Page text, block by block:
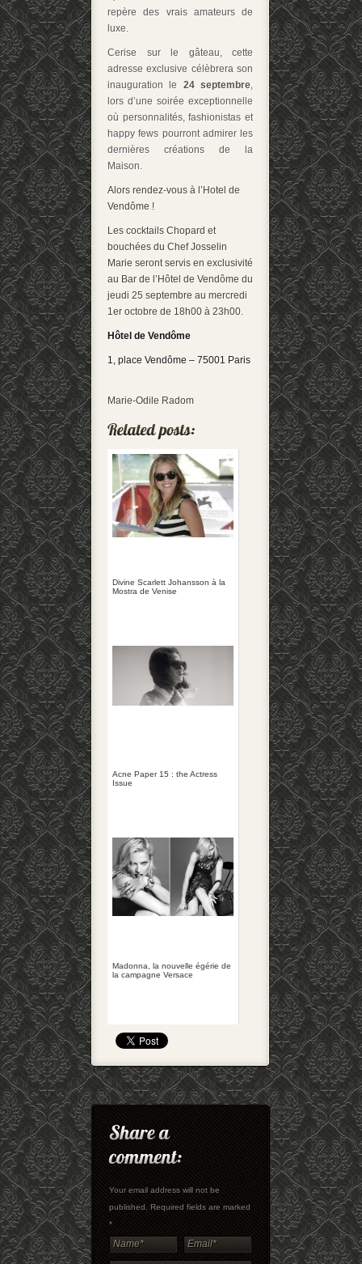
repère des vrais amateurs de
luxe.
Cerise sur le gâteau, cette
adresse exclusive célèbrera son
inauguration le 24 septembre,
lors d’une soirée exceptionnelle
où personnalités, fashionistas et
happy fews pourront admirer les
dernières créations de la
Maison.
Alors rendez-vous à l’Hotel de
Vendôme !
Les cocktails Chopard et
bouchées du Chef Josselin
Marie seront servis en exclusivité
au Bar de l’Hôtel de Vendôme du
jeudi 25 septembre au mercredi
1er octobre de 18h00 à 23h00.
Hôtel de Vendôme
1, place Vendôme – 75001 Paris
Marie-Odile Radom
Divine Scarlett Johansson à la
Mostra de Venise
Acne Paper 15 : the Actress
Issue
Madonna, la nouvelle égérie de
la campagne Versace
Your email address will not be
published. Required fields are marked
*